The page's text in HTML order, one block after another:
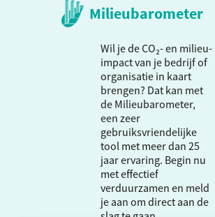
Milieubarometer
Wil je de CO₂- en milieu-
impact van je bedrijf of
organisatie in kaart
brengen? Dat kan met
de Milieubarometer,
een zeer
gebruiksvriendelijke
tool met meer dan 25
jaar ervaring. Begin nu
met effectief
verduurzamen en meld
je aan om direct aan de